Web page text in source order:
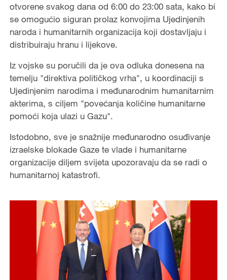
otvorene svakog dana od 6:00 do 23:00 sata, kako bi
se omogućio siguran prolaz konvojima Ujedinjenih
naroda i humanitarnih organizacija koji dostavljaju i
distribuiraju hranu i lijekove.
Iz vojske su poručili da je ova odluka donesena na
temelju "direktiva političkog vrha", u koordinaciji s
Ujedinjenim narodima i međunarodnim humanitarnim
akterima, s ciljem "povećanja količine humanitarne
pomoći koja ulazi u Gazu".
Istodobno, sve je snažnije međunarodno osuđivanje
izraelske blokade Gaze te vlade i humanitarne
organizacije diljem svijeta upozoravaju da se radi o
humanitarnoj katastrofi.